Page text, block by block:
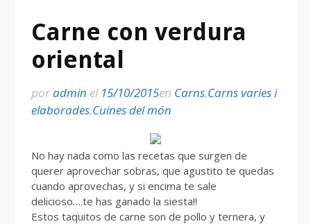
Carne con verdura
oriental
poradmin el 15/10/2015en Carns,Carns varies i
elaborades,Cuines del món
No hay nada como las recetas que surgen de
querer aprovechar sobras, que agustito te quedas
cuando aprovechas, y si encima te sale
delicioso….te has ganado la siesta!!
Estos taquitos de carne son de pollo y ternera, y